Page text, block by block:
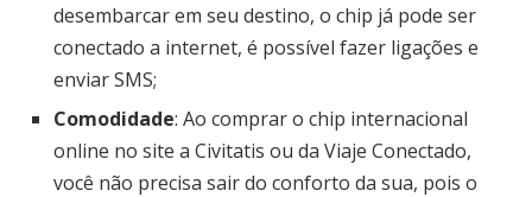
desembarcar em seu destino, o chip já pode ser
conectado a internet, é possível fazer ligações e
enviar SMS;
Comodidade: Ao comprar o chip internacional
online no site a Civitatis ou da Viaje Conectado,
você não precisa sair do conforto da sua, pois o